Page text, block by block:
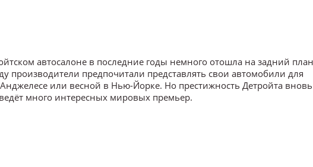
автосалоне в последние годы немного отошла на задний
производители предпочитали представлять свои автомобили для
или весной в Нью-Йорке. Но престижность Детройта вновь
много интересных мировых премьер.